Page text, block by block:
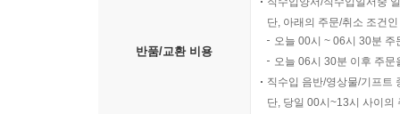
반품/교환 비용
단, 아래의 주문/취소 조건
오늘 00시 ~ 06시 30분
오늘 06시 30분 이후 주
직수입 음반/영상물/기프트
단, 당일 00시~13시 사이의